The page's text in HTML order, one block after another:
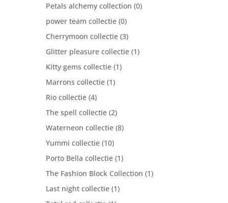
Petals alchemy collection (0)
power team collectie (0)
Cherrymoon collectie (3)
Glitter pleasure collectie (1)
Kitty gems collectie (1)
Marrons collectie (1)
Rio collectie (4)
The spell collectie (2)
Waterneon collectie (8)
Yummi collectie (10)
Porto Bella collectie (1)
The Fashion Block Collection (1)
Last night collectie (1)